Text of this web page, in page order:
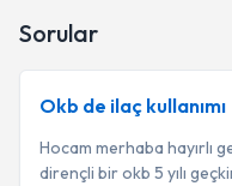
Sorular
Okb de ilaç kullanımı
Hocam merhaba hayırlı
dirençli bir okb 5 yılı